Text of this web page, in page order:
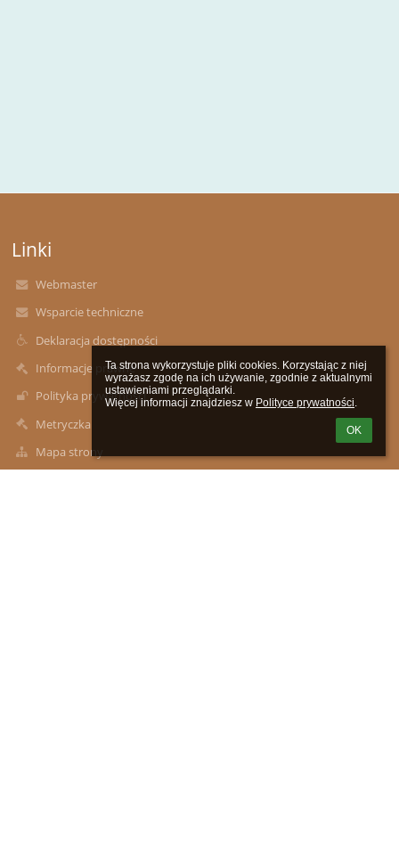
Ta strona wykorzystuje pliki cookies. Korzystając z niej
wyrażasz zgodę na ich używanie, zgodnie z aktualnymi
ustawieniami przeglądarki.
Więcej informacji znajdziesz w Polityce prywatności.
OK
Linki
Webmaster
Wsparcie techniczne
Deklaracja dostępności
Informacje prawne
Polityka prywatności
Metryczka
Mapa strony